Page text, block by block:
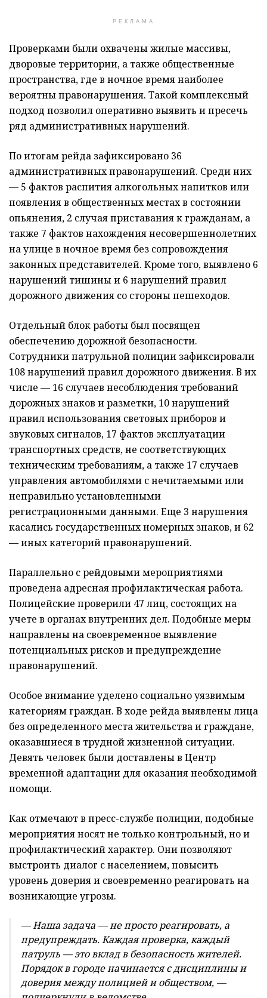
РЕКЛАМА
Проверками были охвачены жилые массивы,
дворовые территории, а также общественные
пространства, где в ночное время наиболее
вероятны правонарушения. Такой комплексный
подход позволил оперативно выявить и пресечь
ряд административных нарушений.
По итогам рейда зафиксировано 36
административных правонарушений. Среди них
— 5 фактов распития алкогольных напитков или
появления в общественных местах в состоянии
опьянения, 2 случая приставания к гражданам, а
также 7 фактов нахождения несовершеннолетних
на улице в ночное время без сопровождения
законных представителей. Кроме того, выявлено 6
нарушений тишины и 6 нарушений правил
дорожного движения со стороны пешеходов.
Отдельный блок работы был посвящен
обеспечению дорожной безопасности.
Сотрудники патрульной полиции зафиксировали
108 нарушений правил дорожного движения. В их
числе — 16 случаев несоблюдения требований
дорожных знаков и разметки, 10 нарушений
правил использования световых приборов и
звуковых сигналов, 17 фактов эксплуатации
транспортных средств, не соответствующих
техническим требованиям, а также 17 случаев
управления автомобилями с нечитаемыми или
неправильно установленными
регистрационными данными. Еще 3 нарушения
касались государственных номерных знаков, и 62
— иных категорий правонарушений.
Параллельно с рейдовыми мероприятиями
проведена адресная профилактическая работа.
Полицейские проверили 47 лиц, состоящих на
учете в органах внутренних дел. Подобные меры
направлены на своевременное выявление
потенциальных рисков и предупреждение
правонарушений.
Особое внимание уделено социально уязвимым
категориям граждан. В ходе рейда выявлены лица
без определенного места жительства и граждане,
оказавшиеся в трудной жизненной ситуации.
Девять человек были доставлены в Центр
временной адаптации для оказания необходимой
помощи.
Как отмечают в пресс-службе полиции, подобные
мероприятия носят не только контрольный, но и
профилактический характер. Они позволяют
выстроить диалог с населением, повысить
уровень доверия и своевременно реагировать на
возникающие угрозы.
— Наша задача — не просто реагировать, а
предупреждать. Каждая проверка, каждый
патруль — это вклад в безопасность жителей.
Порядок в городе начинается с дисциплины и
доверия между полицией и обществом, —